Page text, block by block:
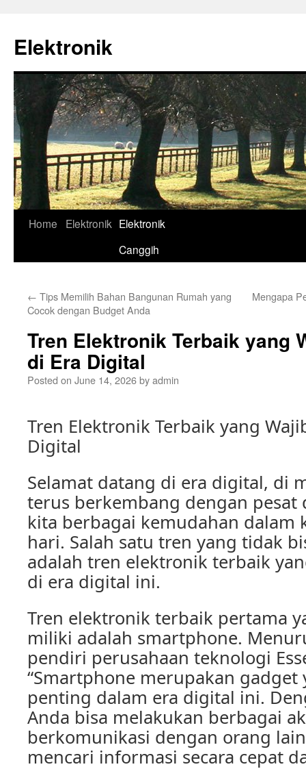
content
Elektronik
Home Elektronik Elektronik
Canggih
← Tips Memilih Bahan Bangunan Rumah yang
Cocok dengan Budget Anda
Mengapa
Tren Elektronik Terbaik yang
di Era Digital
Posted on June 14, 2026byadmin
Tren Elektronik Terbaik yang
Digital
Selamat datang di era digital, di
terus berkembang dengan pesat
kita berbagai kemudahan dalam
hari. Salah satu tren yang tidak
adalah tren elektronik terbaik
di era digital ini.
Tren elektronik terbaik pertama
miliki adalah smartphone.
pendiri perusahaan teknologi
“Smartphone merupakan gadget
penting dalam era digital ini.
Anda bisa melakukan berbagai
berkomunikasi dengan orang
mencari informasi secara cepat